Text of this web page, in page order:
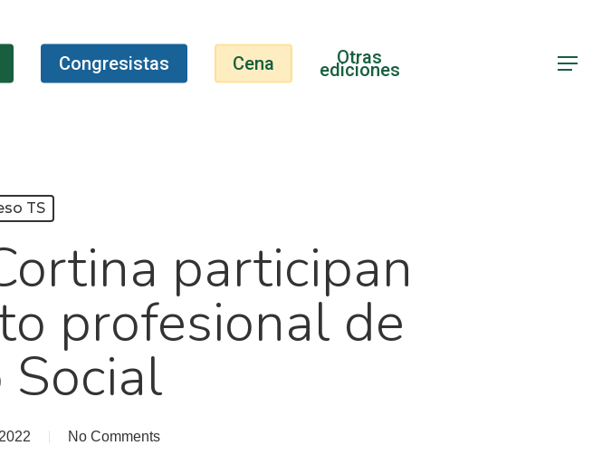
Congresistas Cena Otras
ediciones Menu
TS
participan
profesional de
Social
No Comments